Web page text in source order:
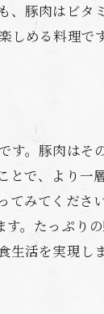
、豚肉はビタ
める料理です
す。豚肉はそ
とで、より一
てみてくださ
。たっぷり
活を実現し